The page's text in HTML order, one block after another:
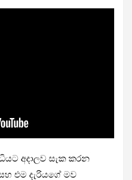
අදාලව සැක කරන
එම දැරියගේ මව